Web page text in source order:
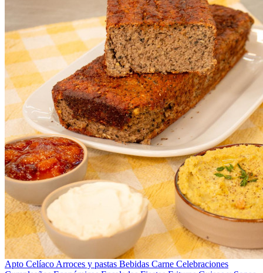
Apto Celíaco Arroces y pastas Bebidas Carne Celebraciones